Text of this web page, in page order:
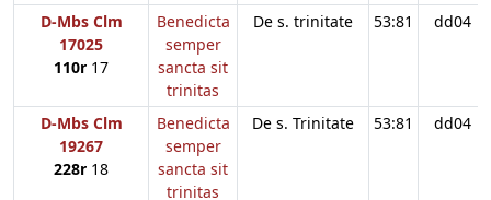
D-Mbs Clm
17025
110r 17
Benedicta
semper
sancta sit
trinitas
De s. trinitate 53:81 dd04
D-Mbs Clm
19267
228r 18
Benedicta
semper
sancta sit
trinitas
De s. Trinitate 53:81 dd04